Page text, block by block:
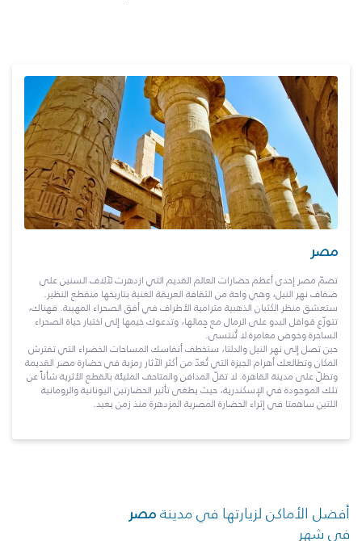
مصر
تضمّ مصر إحدى أعظم حضارات العالم القديم التي ازدهرت لآلاف السنين على
ضفاف نهر النيل، وهي واحة من الثقافة العريقة الغنية بتاريخها منقطع النظير.
ستعشق منظر الكثبان الذهبية مترامية الأطراف في أفق الصحراء المهيبة. فهناك،
تتوزّع قوافل البدو على الرمال مع جِمالها، وتدعوك خيمها إلى اختبار حياة الصحراء
الساحرة وخوض مغامرة لا تُنتسى.
حين تصل إلى نهر النيل والدلتا، ستخطف أنفاسك المساحات الخضراء التي تفترش
المكان وتطالعك أهرام الجيزة التي تُعدّ من أكثر الآثار رمزية في حضارة مصر القديمة
وتطلّ على مدينة القاهرة. لا تقلّ المدافن والمتاحف المليئة بالقطع الأثرية شأناً عن
تلك الموجودة في الإسكندرية، حيث يطغى تأثير الحضارتين اليونانية والرومانية
اللتين ساهمتا في إثراء الحضارة المصرية المزدهرة منذ زمن بعيد.
أفضل الأماكن لزيارتها في مدينةمصر
في شهر